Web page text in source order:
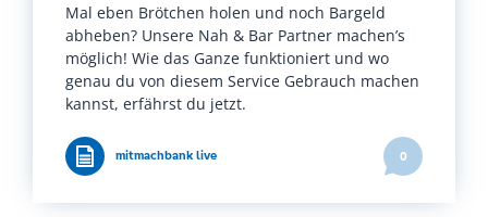
Mal eben Brötchen holen und noch Bargeld
abheben? Unsere Nah & Bar Partner machen’s
möglich! Wie das Ganze funktioniert und wo
genau du von diesem Service Gebrauch machen
kannst, erfährst du jetzt.
mitmachbank live 0